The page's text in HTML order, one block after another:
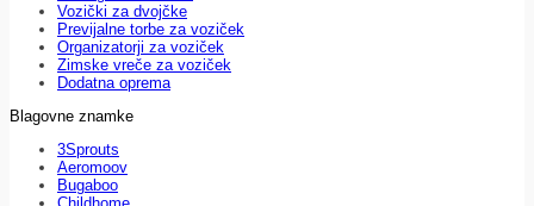
Vozički za dvojčke
Previjalne torbe za voziček
Organizatorji za voziček
Zimske vreče za voziček
Dodatna oprema
Blagovne znamke
3Sprouts
Aeromoov
Bugaboo